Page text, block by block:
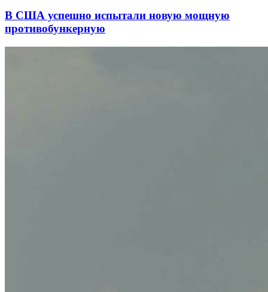
В США успешно испытали новую мощную
противобункерную